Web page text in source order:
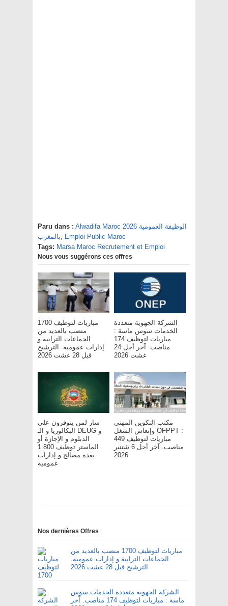
Paru dans : Alwadifa Maroc 2026 الوظيفة العمومية
بالمغرب, Emploi Public Maroc
Tags: Marsa Maroc Recrutement et Emploi
Nous vous suggérons ces offres
مباريات لتوظيف 1700
منصب بالعديد من
الجماعات الترابية و
إدارات عمومية. الترشيح
قبل 28 غشت 2026
الشركة الجهوية متعددة
الخدمات سوس ماسة :
مباريات لتوظيف 174
مناصب. آخر أجل 24
غشت 2026
سار لمن يتوفرون على
البكالوريا و الـ DEUG و
الدبلوم و الإجازة أو
الماستر توظيف 1.800
بعدة مصالح و إدارات
عمومية
مكتب التكوين المهني
وإنعاش الشغل OFPPT :
مباريات لتوظيف 449
مناصب. آخر أجل 6 شتنبر
2026
Nos dernières Offres
مباريات لتوظيف 1700 منصب بالعديد من
الجماعات الترابية و إدارات عمومية.
الترشيح قبل 28 غشت 2026
الشركة الجهوية متعددة الخدمات سوس
ماسة : مباريات لتوظيف 174 مناصب. آخر